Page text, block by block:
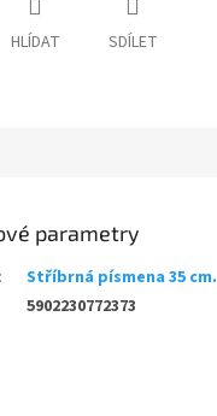
HLÍDAT SDÍLET
parametry
:
Stříbrná písmena 35 cm.
5902230772373